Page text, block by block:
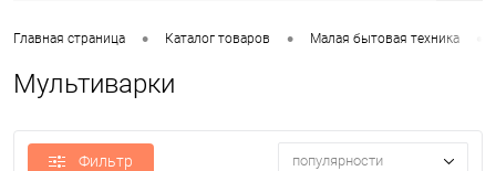
Главная страница • Каталог товаров • Малая бытовая техника
Мультиварки
Фильтр популярности